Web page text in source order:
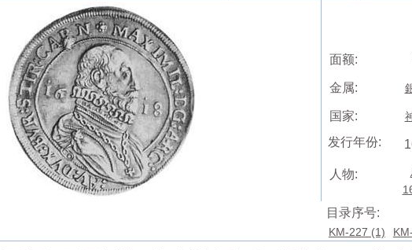
面额:
金属:
国家:
发行年份:
人物:
目录序号:
KM-227 (1)